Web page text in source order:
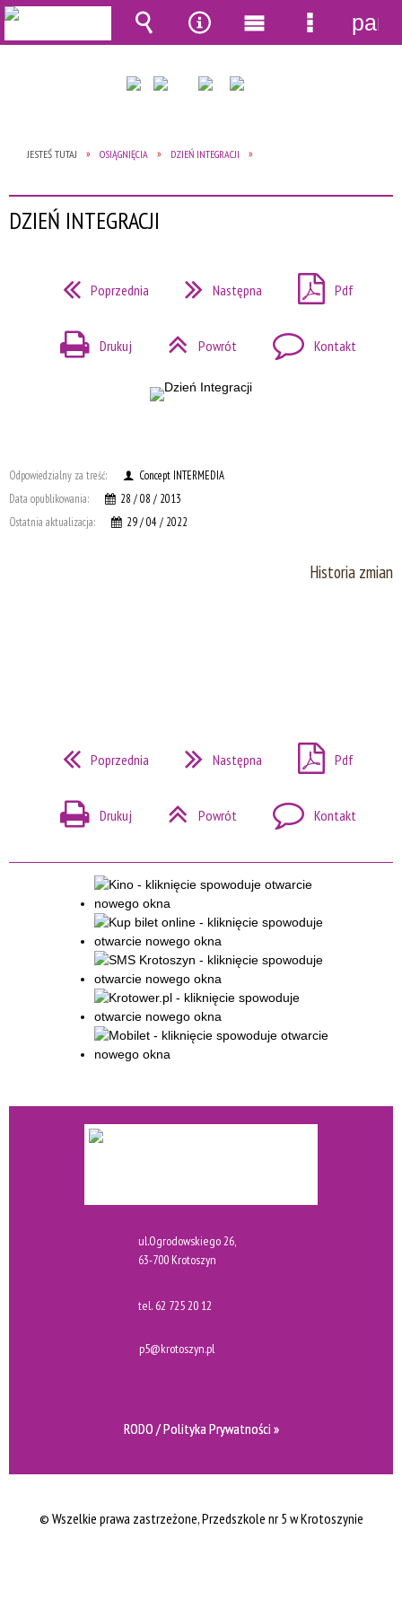
JESTEŚ TUTAJ OSIĄGNIĘCIA DZIEŃ INTEGRACJI
DZIEŃ INTEGRACJI
Poprzednia Następna Pdf
Drukuj Powrót Kontakt
Odpowiedzialny za treść:
Concept INTERMEDIA
Data opublikowania:
28 / 08 / 2013
Ostatnia aktualizacja:
29 / 04 / 2022
Historia zmian
Poprzednia Następna Pdf
Drukuj Powrót Kontakt
ul.Ogrodowskiego 26,
63-700 Krotoszyn
tel. 62 725 20 12
p5@krotoszyn.pl
RODO / Polityka Prywatności »
© Wszelkie prawa zastrzeżone, Przedszkole nr 5 w Krotoszynie
Wyszukiwarka
Narzędzia
Menu
główne
Menu